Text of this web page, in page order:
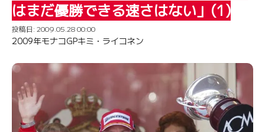
はまだ優勝できる速さはない」(1)
投稿日: 2009.05.28 00:00
2009年モナコGPキミ・ライコネン